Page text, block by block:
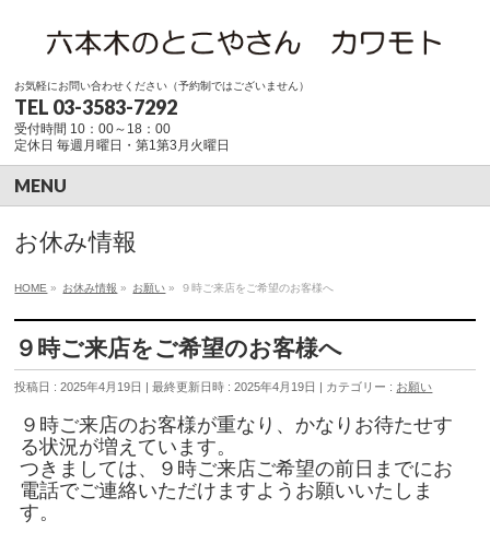
お気軽にお問い合わせください（予約制ではございません）
TEL 03-3583-7292
受付時間 10：00～18：00
定休日 毎週月曜日・第1第3月火曜日
MENU
お休み情報
HOME » お休み情報 » お願い » ９時ご来店をご希望のお客様へ
９時ご来店をご希望のお客様へ
投稿日 : 2025年4月19日 最終更新日時 : 2025年4月19日 カテゴリー : お願い
９時ご来店のお客様が重なり、かなりお待たせす
る状況が増えてい ます。
つきましては、９時ご来店ご希望の前日までにお
電話でご連絡いただけますようお願いいたしま
す。